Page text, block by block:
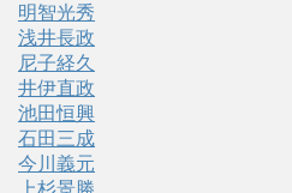
明智光秀
浅井長政
尼子経久
井伊直政
池田恒興
石田三成
今川義元